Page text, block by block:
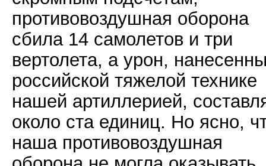
противовоздушная оборона
сбила 14 самолетов и три
вертолета, а урон,
российской тяжелой технике
нашей артиллерией,
около ста единиц. Но ясно,
наша противовоздушная